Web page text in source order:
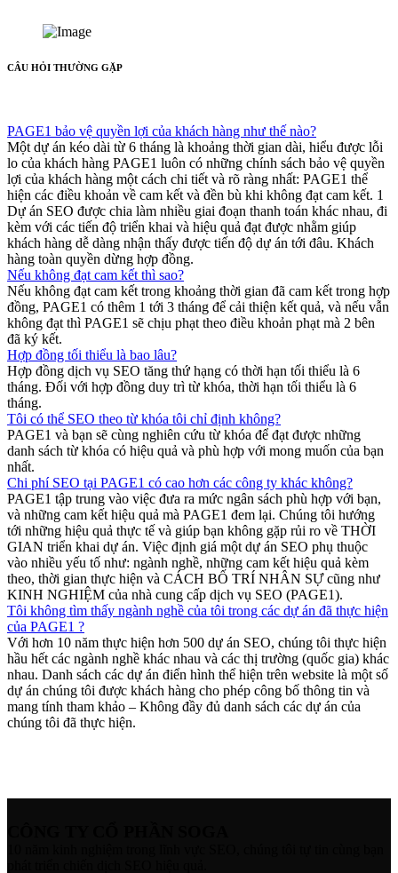
CÂU HỎI THƯỜNG GẶP
PAGE1 bảo vệ quyền lợi của khách hàng như thế nào?
Một dự án kéo dài từ 6 tháng là khoảng thời gian dài, hiểu được lỗi
lo của khách hàng PAGE1 luôn có những chính sách bảo vệ quyền
lợi của khách hàng một cách chi tiết và rõ ràng nhất: PAGE1 thể
hiện các điều khoản về cam kết và đền bù khi không đạt cam kết. 1
Dự án SEO được chia làm nhiều giai đoạn thanh toán khác nhau, đi
kèm với các tiến độ triển khai và hiệu quả đạt được nhằm giúp
khách hàng dễ dàng nhận thấy được tiến độ dự án tới đâu. Khách
hàng toàn quyền dừng hợp đồng.
Nếu không đạt cam kết thì sao?
Nếu không đạt cam kết trong khoảng thời gian đã cam kết trong hợp
đồng, PAGE1 có thêm 1 tới 3 tháng để cải thiện kết quả, và nếu vẫn
không đạt thì PAGE1 sẽ chịu phạt theo điều khoản phạt mà 2 bên
đã ký kết.
Hợp đồng tối thiểu là bao lâu?
Hợp đồng dịch vụ SEO tăng thứ hạng có thời hạn tối thiểu là 6
tháng. Đối với hợp đồng duy trì từ khóa, thời hạn tối thiểu là 6
tháng.
Tôi có thể SEO theo từ khóa tôi chỉ định không?
PAGE1 và bạn sẽ cùng nghiên cứu từ khóa để đạt được những
danh sách từ khóa có hiệu quả và phù hợp với mong muốn của bạn
nhất.
Chi phí SEO tại PAGE1 có cao hơn các công ty khác không?
PAGE1 tập trung vào việc đưa ra mức ngân sách phù hợp với bạn,
và những cam kết hiệu quả mà PAGE1 đem lại. Chúng tôi hướng
tới những hiệu quả thực tế và giúp bạn không gặp rủi ro về THỜI
GIAN triển khai dự án. Việc định giá một dự án SEO phụ thuộc
vào nhiều yếu tố như: ngành nghề, những cam kết hiệu quả kèm
theo, thời gian thực hiện và CÁCH BỐ TRÍ NHÂN SỰ cũng như
KINH NGHIỆM của nhà cung cấp dịch vụ SEO (PAGE1).
Tôi không tìm thấy ngành nghề của tôi trong các dự án đã thực hiện
của PAGE1 ?
Với hơn 10 năm thực hiện hơn 500 dự án SEO, chúng tôi thực hiện
hầu hết các ngành nghề khác nhau và các thị trường (quốc gia) khác
nhau. Danh sách các dự án điển hình thể hiện trên website là một số
dự án chúng tôi được khách hàng cho phép công bố thông tin và
mang tính tham khảo – Không đầy đủ danh sách các dự án của
chúng tôi đã thực hiện.